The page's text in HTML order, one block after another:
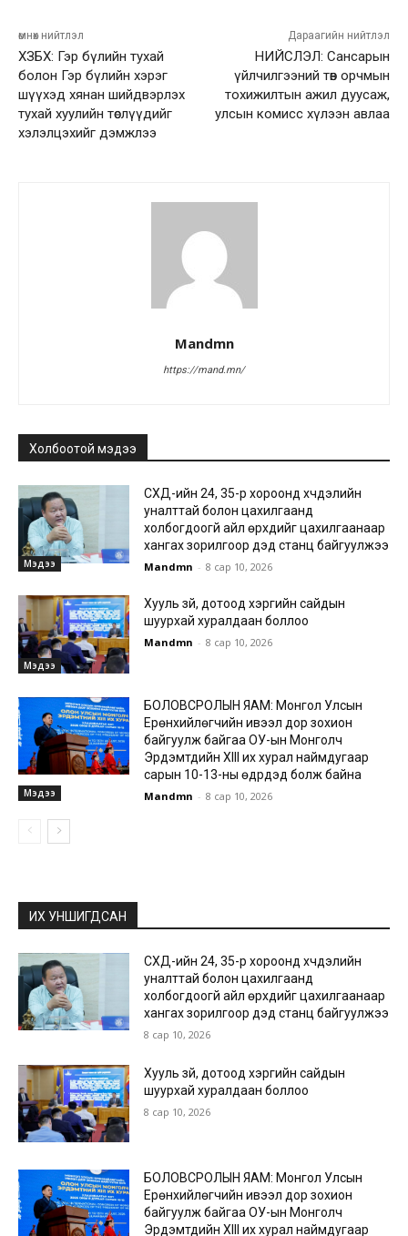
өмнөх нийтлэл
ХЗБХ: Гэр бүлийн тухай
болон Гэр бүлийн хэрэг
шүүхэд хянан шийдвэрлэх
тухай хуулийн төслүүдийг
хэлэлцэхийг дэмжлээ
Дараагийн нийтлэл
НИЙСЛЭЛ: Сансарын
үйлчилгээний төв орчмын
тохижилтын ажил дуусаж,
улсын комисс хүлээн авлаа
Mandmn
https://mand.mn/
Холбоотой мэдээ
Мэдээ
СХД-ийн 24, 35-р хороонд хүчдэлийн
уналттай болон цахилгаанд
холбогдоогүй айл өрхүүдийг цахилгаанаар
хангах зорилгоор дэд станц байгуулжээ
Mandmn - 8 сар 10, 2026
Мэдээ
Хууль зүй, дотоод хэргийн сайдын
шуурхай хуралдаан боллоо
Mandmn - 8 сар 10, 2026
Мэдээ
БОЛОВСРОЛЫН ЯАМ: Монгол Улсын
Ерөнхийлөгчийн ивээл дор зохион
байгуулж байгаа ОУ-ын Монголч
Эрдэмтдийн XIII их хурал наймдугаар
сарын 10-13-ны өдрүүдэд болж байна
Mandmn - 8 сар 10, 2026
ИХ УНШИГДСАН
СХД-ийн 24, 35-р хороонд хүчдэлийн
уналттай болон цахилгаанд
холбогдоогүй айл өрхүүдийг цахилгаанаар
хангах зорилгоор дэд станц байгуулжээ
8 сар 10, 2026
Хууль зүй, дотоод хэргийн сайдын
шуурхай хуралдаан боллоо
8 сар 10, 2026
БОЛОВСРОЛЫН ЯАМ: Монгол Улсын
Ерөнхийлөгчийн ивээл дор зохион
байгуулж байгаа ОУ-ын Монголч
Эрдэмтдийн XIII их хурал наймдугаар